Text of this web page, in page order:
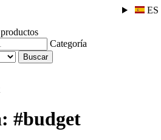
ES
Categoría
Buscar
#budget